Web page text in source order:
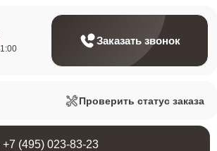
Заказать звонок
Проверить статус заказа
(495) 023-83-23